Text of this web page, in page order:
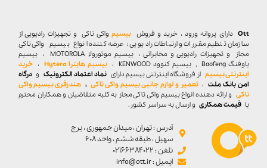
Ottدارای پروانه ورود ، خرید و فروش بیسیمواکی تاکیو تجهیزات رادیویی از
سازمان تنظیم مقررات و ارتباطات رادیویی : عرضه کننده انواع بیسیم واکی تاکی
مجاز و تجهیزات رادیویی و مخابراتی ، بیسیم موتورولا MOTOROLA ، بیسیم
باوفنگ Baofeng , بیسیم کنوود KENWOOD ،
بیسیم هایترا Hytera ، خرید
اینترنتی بیسیم از فروشگاه اینترنتی بیسیم دارای نماد اعتماد الکترونیک و درگاه
امن بانک ملت،تعمیر و لوازم جانبی بیسیم واکی تاکی،هندزفری بیسیم واکی
تاکی و ارائه دهنده انواع بیسیم واکی تاکی مجاز به کلیه متقاضیان و همکاران محترم
با قیمت همکاری و ارسال به سراسر کشور.
آدرس : تهران ، میدان جمهوری ، برج
سهیل ، طبقه ششم ، واحد ۶۰۸
تلفن : 02166384022
ایمیل : info@ott.ir